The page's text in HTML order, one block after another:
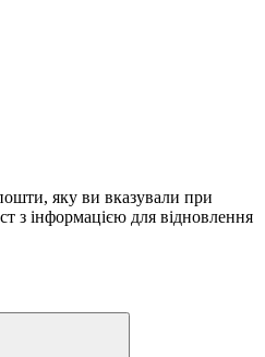
яку ви вказували при
з інформацією для відновлення